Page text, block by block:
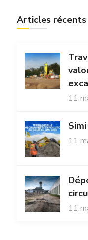
Articles récents
11
11
11